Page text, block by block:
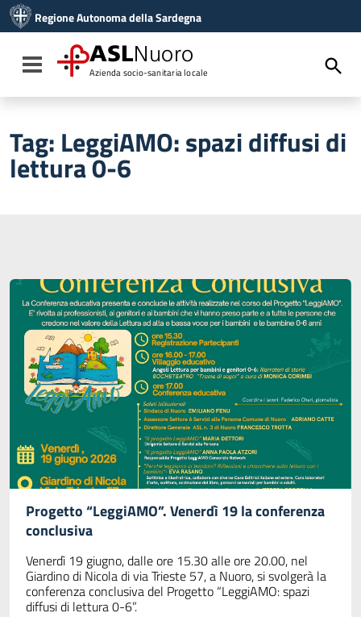
Vai al menu di navigazione
Vai al footer
Regione Autonoma della Sardegna
Toggle navigation
ASLNuoro
Azienda socio-sanitaria locale
Tag: LeggiAMO: spazi diffusi di
lettura 0-6
Progetto “LeggiAMO”. Venerdì 19 la conferenza
conclusiva
Venerdì 19 giugno, dalle ore 15.30 alle ore 20.00, nel
Giardino di Nicola di via Trieste 57, a Nuoro, si svolgerà la
conferenza conclusiva del Progetto “LeggiAMO: spazi
diffusi di lettura 0-6”.